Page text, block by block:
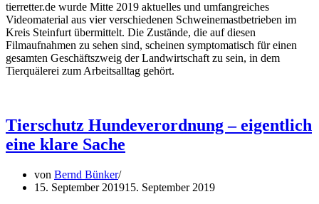
tierretter.de wurde Mitte 2019 aktuelles und umfangreiches
Videomaterial aus vier verschiedenen Schweinemastbetrieben im
Kreis Steinfurt übermittelt. Die Zustände, die auf diesen
Filmaufnahmen zu sehen sind, scheinen symptomatisch für einen
gesamten Geschäftszweig der Landwirtschaft zu sein, in dem
Tierquälerei zum Arbeitsalltag gehört.
Tierschutz Hundeverordnung – eigentlich
eine klare Sache
von Bernd Bünker
15. September 201915. September 2019